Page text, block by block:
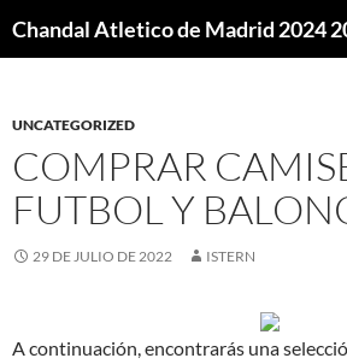
UNCATEGORIZED
COMPRAR
FUTBOL Y
29 DE JULIO DE 2022 ISTERN
A continuación, encontrarás una